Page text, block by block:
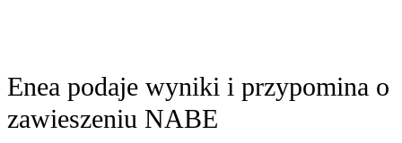
Enea podaje wyniki i przypomina o
zawieszeniu NABE